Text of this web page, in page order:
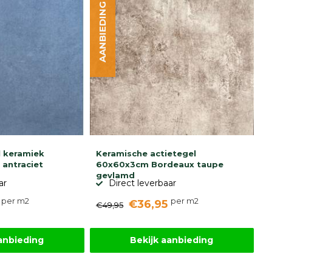
keramiek
antraciet
per m2
Keramische actietegel
60x60x3cm Bordeaux taupe
gevlamd
Direct leverbaar
€49,95 €36,95 per m2
AANBIEDING
Bekijk aanbieding